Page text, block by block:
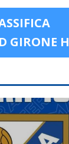
GIRONE H